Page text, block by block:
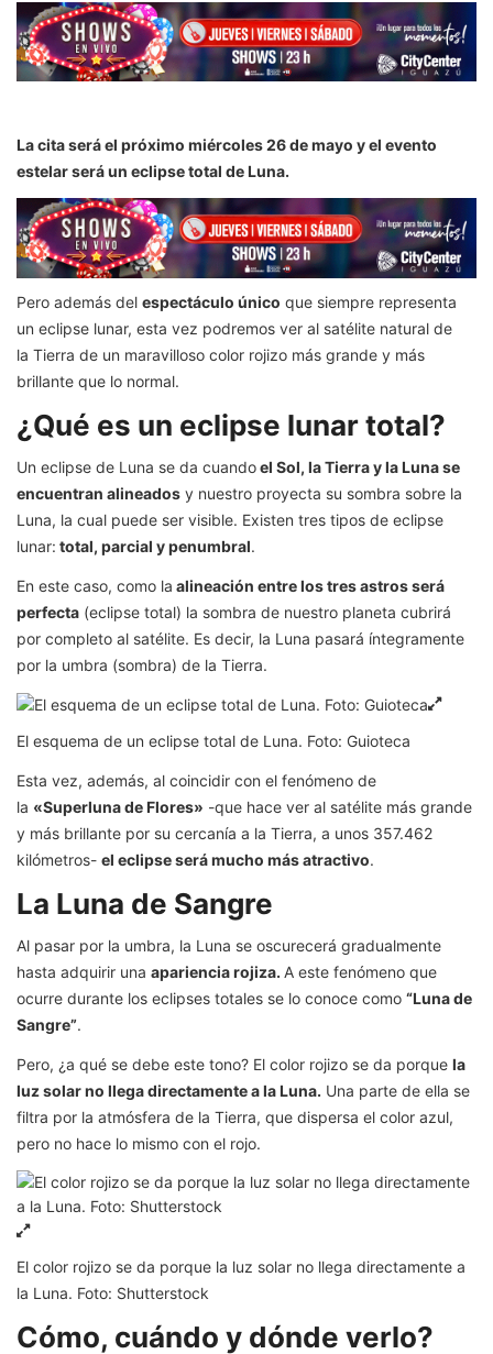
La cita será el próximo miércoles 26 de mayo y el evento
estelar será un eclipse total de Luna.
Pero además del espectáculo único que siempre representa
un eclipse lunar, esta vez podremos ver al satélite natural de
la Tierra de un maravilloso color rojizo más grande y más
brillante que lo normal.
¿Qué es un eclipse lunar total?
Un eclipse de Luna se da cuandoel Sol, la Tierra y la Luna se
encuentran alineados y nuestro proyecta su sombra sobre la
Luna, la cual puede ser visible. Existen tres tipos de eclipse
lunar: total, parcial y penumbral.
En este caso, como la alineación entre los tres astros será
perfecta (eclipse total) la sombra de nuestro planeta cubrirá
por completo al satélite. Es decir, la Luna pasará íntegramente
por la umbra (sombra) de la Tierra.
El esquema de un eclipse total de Luna. Foto: Guioteca
Esta vez, además, al coincidir con el fenómeno de
la «Superluna de Flores» -que hace ver al satélite más grande
y más brillante por su cercanía a la Tierra, a unos 357.462
kilómetros- el eclipse será mucho más atractivo.
La Luna de Sangre
Al pasar por la umbra, la Luna se oscurecerá gradualmente
hasta adquirir una apariencia rojiza. A este fenómeno que
ocurre durante los eclipses totales se lo conoce como “Luna de
Sangre”.
Pero, ¿a qué se debe este tono? El color rojizo se da porque la
luz solar no llega directamente a la Luna. Una parte de ella se
filtra por la atmósfera de la Tierra, que dispersa el color azul,
pero no hace lo mismo con el rojo.
El color rojizo se da porque la luz solar no llega directamente a
la Luna. Foto: Shutterstock
Cómo, cuándo y dónde verlo?